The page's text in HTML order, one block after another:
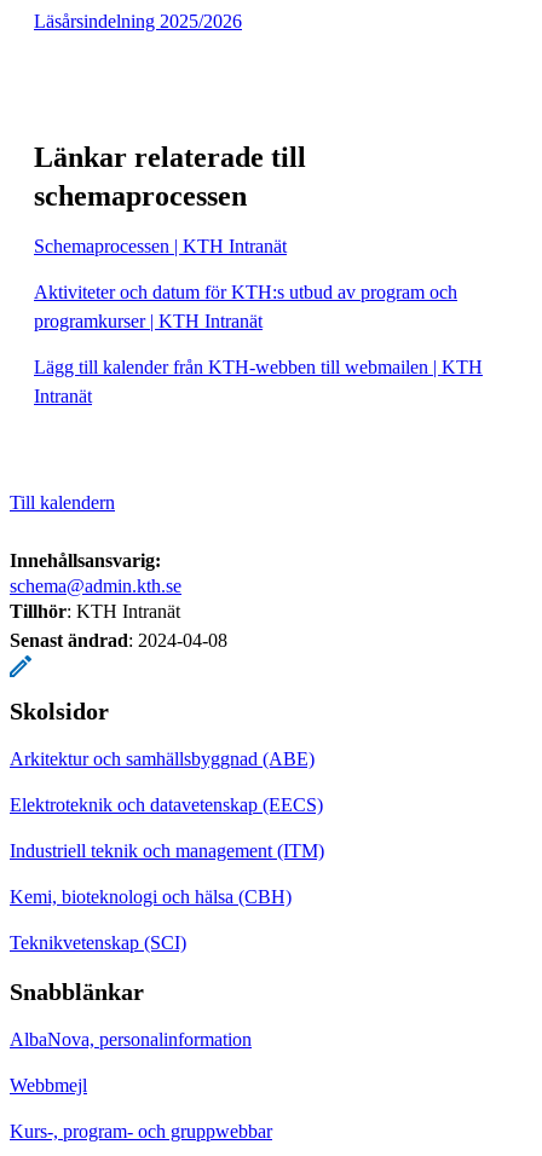
Läsårsindelning 2025/2026
Länkar relaterade till
schemaprocessen
Schemaprocessen | KTH Intranät
Aktiviteter och datum för KTH:s utbud av program och
programkurser | KTH Intranät
Lägg till kalender från KTH-webben till webmailen | KTH
Intranät
Till kalendern
Innehållsansvarig:
schema@admin.kth.se
Tillhör: KTH Intranät
Senast ändrad: 2024-04-08
Skolsidor
Arkitektur och samhällsbyggnad (ABE)
Elektroteknik och datavetenskap (EECS)
Industriell teknik och management (ITM)
Kemi, bioteknologi och hälsa (CBH)
Teknikvetenskap (SCI)
Snabblänkar
AlbaNova, personalinformation
Webbmejl
Kurs-, program- och gruppwebbar